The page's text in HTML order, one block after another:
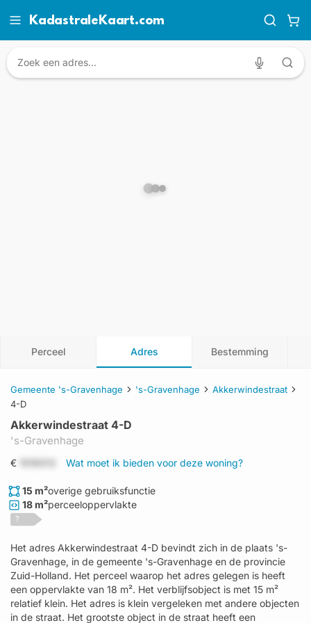
KadastraleKaart.com
Perceel Adres Bestemming
Gemeente 's-Gravenhage 's-Gravenhage
Akkerwindestraat
4-D
Akkerwindestraat 4-D
's-Gravenhage
€ Wat moet ik bieden voor deze woning?
15 m²overige gebruiksfunctie
18 m²perceeloppervlakte
?
Het adres Akkerwindestraat 4-D bevindt zich in de plaats 's-
Gravenhage, in de gemeente 's-Gravenhage en de provincie
Zuid-Holland. Het perceel waarop het adres gelegen is heeft
een oppervlakte van 18 m². Het verblijfsobject is met 15 m²
relatief klein. Het adres is klein vergeleken met andere objecten
in de straat. Het grootste object in de straat heeft een